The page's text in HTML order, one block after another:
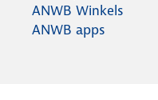
ANWB Winkels
ANWB apps